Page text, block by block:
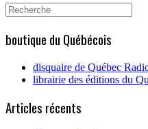
Search
for:
boutique du Québécois
disquaire de Québec
librairie des éditions du
Articles récents